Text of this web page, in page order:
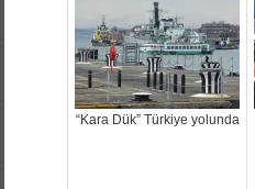
“Kara Dük” Türkiye yolunda